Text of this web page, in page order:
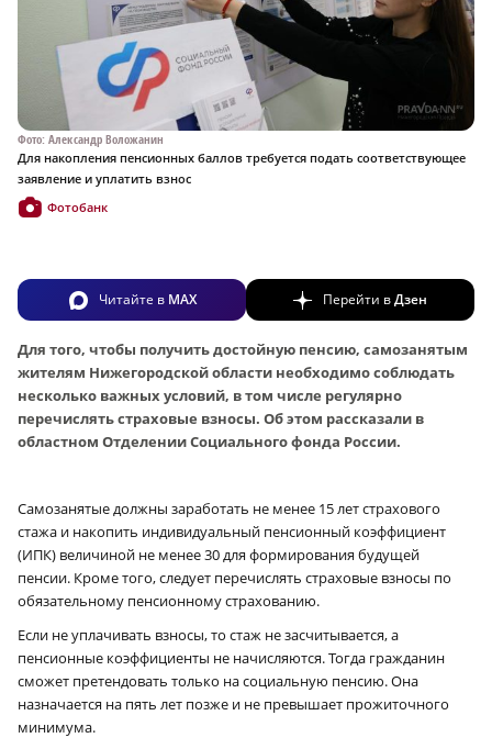
Фото: Александр Воложанин
Для накопления пенсионных баллов требуется подать соответствующее
заявление и уплатить взнос
Фотобанк
Читайте в MAX Перейти вДзен
Для того, чтобы получить достойную пенсию, самозанятым
жителям Нижегородской области необходимо соблюдать
несколько важных условий, в том числе регулярно
перечислять страховые взносы. Об этом рассказали в
областном Отделении Социального фонда России.
Самозанятые должны заработать не менее 15 лет страхового
стажа и накопить индивидуальный пенсионный коэффициент
(ИПК) величиной не менее 30 для формирования будущей
пенсии. Кроме того, следует перечислять страховые взносы по
обязательному пенсионному страхованию.
Если не уплачивать взносы, то стаж не засчитывается, а
пенсионные коэффициенты не начисляются. Тогда гражданин
сможет претендовать только на социальную пенсию. Она
назначается на пять лет позже и не превышает прожиточного
минимума.